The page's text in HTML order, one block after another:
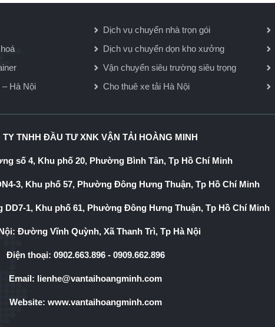
Hà Nội
Dịch vụ chuyển nhà trọn gói
Dịch vụ chuyển dọn kho xưởng
Vận chuyển siêu trường siêu trọng
Cho thuê xe tải Hà Nội
TY TNHH ĐẦU TƯ XNK VẬN TẢI HOÀNG MINH
số 4, Khu phố 20, Phường Bình Tân, Tp Hồ Chí Minh
3, Khu phố 57, Phường Đông Hưng Thuận, Tp Hồ Chí Minh
DD7-1, Khu phố 61, Phường Đông Hưng Thuận, Tp Hồ Chí Minh
Đường Vĩnh Quỳnh, Xã Thanh Trì, Tp Hà Nội
Điện thoại: 0902.663.896- 0909.662.896
Email: lienhe@vantaihoangminh.com
Website: www.vantaihoangminh.com